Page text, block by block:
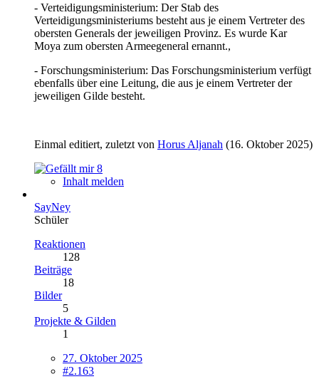
- Verteidigungsministerium: Der Stab des
Verteidigungsministeriums besteht aus je einem Vertreter des
obersten Generals der jeweiligen Provinz. Es wurde Kar
Moya zum obersten Armeegeneral ernannt.,
- Forschungsministerium: Das Forschungsministerium verfügt
ebenfalls über eine Leitung, die aus je einem Vertreter der
jeweiligen Gilde besteht.
Einmal editiert, zuletzt von Horus Aljanah (16. Oktober 2025)
8
Inhalt melden
SayNey
Schüler
Reaktionen
128
Beiträge
18
Bilder
5
Projekte & Gilden
1
27. Oktober 2025
#2.163